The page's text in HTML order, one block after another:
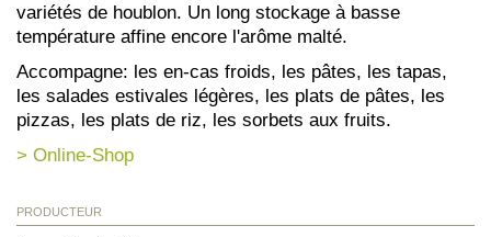
variétés de houblon. Un long stockage à basse
température affine encore l'arôme malté.
Accompagne: les en-cas froids, les pâtes, les tapas,
les salades estivales légères, les plats de pâtes, les
pizzas, les plats de riz, les sorbets aux fruits.
> Online-Shop
PRODUCTEUR